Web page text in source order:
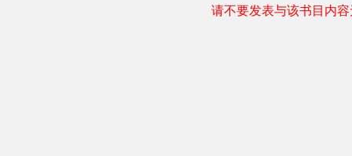
请不要发表与该书目内